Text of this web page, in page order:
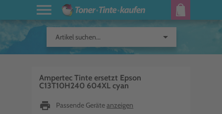
Artikel suchen... arrow_drop_down
Ampertec Tinte ersetzt Epson
C13T10H240 604XL cyan
print Passende Geräteanzeigen